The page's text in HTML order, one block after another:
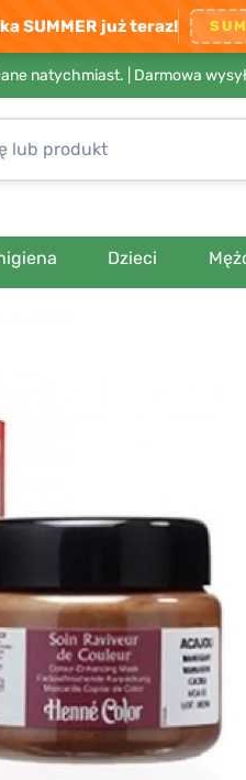
SUMMER już teraz!
natychmiast. | Darmowa
Dzieci